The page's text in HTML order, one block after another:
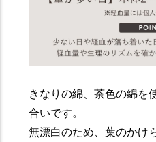
きなりの綿、茶色の綿を
合いです。
無漂白のため、葉のかけ